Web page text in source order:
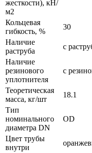
жесткости), кН/
м2
Кольцевая
гибкость, %
30
Наличие
раструба
с
Наличие
резинового
уплотнителя
с
Теоретическая
масса, кг/шт
18.1
Тип
номинального
диаметра DN
OD
Цвет трубы
внутри